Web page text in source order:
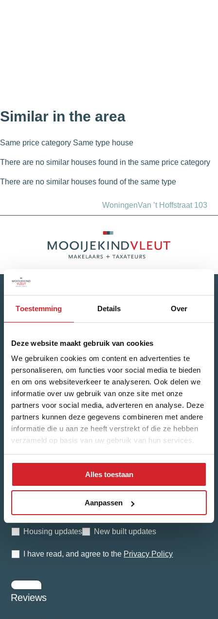
Toestemming Details Over
Deze website maakt gebruik van cookies
We gebruiken cookies om content en advertenties te
personaliseren, om functies voor social media te bieden
en om ons websiteverkeer te analyseren. Ook delen we
informatie over uw gebruik van onze site met onze
partners voor social media, adverteren en analyse. Deze
partners kunnen deze gegevens combineren met andere
informatie die u aan ze heeft verstrekt of die ze hebben
verzameld op basis van uw gebruik van hun services.
Alles toestaan
Aanpassen
Similar in the area
Same price category Same type house
There are no similar houses found in the same price category
There are no similar houses found of the same type
WoningenVan ’t Hoffstraat 103
Keep up to date on the housing market &
new builds!
Name *
First Name
Last Name
Email Address*
What kind of news would you like to receive?
Housing updates
New built updates
I have read, and agree to the Privacy Policy
Reviews